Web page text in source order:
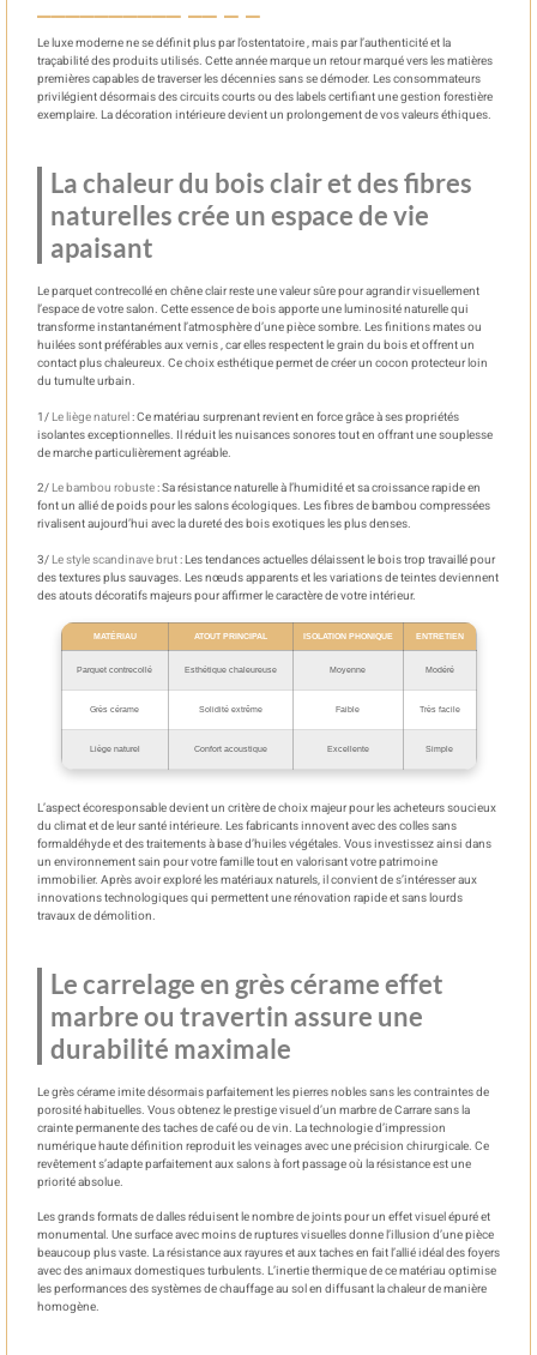
Le luxe moderne ne se définit plus par l’ostentatoire , mais par l’authenticité et la
traçabilité des produits utilisés. Cette année marque un retour marqué vers les matières
premières capables de traverser les décennies sans se démoder. Les consommateurs
privilégient désormais des circuits courts ou des labels certifiant une gestion forestière
exemplaire. La décoration intérieure devient un prolongement de vos valeurs éthiques.
La chaleur du bois clair et des fibres
naturelles crée un espace de vie
apaisant
Le parquet contrecollé en chêne clair reste une valeur sûre pour agrandir visuellement
l’espace de votre salon. Cette essence de bois apporte une luminosité naturelle qui
transforme instantanément l’atmosphère d’une pièce sombre. Les finitions mates ou
huilées sont préférables aux vernis , car elles respectent le grain du bois et offrent un
contact plus chaleureux. Ce choix esthétique permet de créer un cocon protecteur loin
du tumulte urbain.
1/ Le liège naturel: Ce matériau surprenant revient en force grâce à ses propriétés
isolantes exceptionnelles. Il réduit les nuisances sonores tout en offrant une souplesse
de marche particulièrement agréable.
2/ Le bambou robuste: Sa résistance naturelle à l’humidité et sa croissance rapide en
font un allié de poids pour les salons écologiques. Les fibres de bambou compressées
rivalisent aujourd’hui avec la dureté des bois exotiques les plus denses.
3/ Le style scandinave brut: Les tendances actuelles délaissent le bois trop travaillé pour
des textures plus sauvages. Les nœuds apparents et les variations de teintes deviennent
des atouts décoratifs majeurs pour affirmer le caractère de votre intérieur.
MATÉRIAU ATOUT PRINCIPAL ISOLATION PHONIQUE ENTRETIEN
Parquet contrecollé Esthétique chaleureuse Moyenne Modéré
Grès cérame Solidité extrême Faible Très facile
Liège naturel Confort acoustique Excellente Simple
L’aspect écoresponsable devient un critère de choix majeur pour les acheteurs soucieux
du climat et de leur santé intérieure. Les fabricants innovent avec des colles sans
formaldéhyde et des traitements à base d’huiles végétales. Vous investissez ainsi dans
un environnement sain pour votre famille tout en valorisant votre patrimoine
immobilier. Après avoir exploré les matériaux naturels, il convient de s’intéresser aux
innovations technologiques qui permettent une rénovation rapide et sans lourds
travaux de démolition.
Le carrelage en grès cérame effet
marbre ou travertin assure une
durabilité maximale
Le grès cérame imite désormais parfaitement les pierres nobles sans les contraintes de
porosité habituelles. Vous obtenez le prestige visuel d’un marbre de Carrare sans la
crainte permanente des taches de café ou de vin. La technologie d’impression
numérique haute définition reproduit les veinages avec une précision chirurgicale. Ce
revêtement s’adapte parfaitement aux salons à fort passage où la résistance est une
priorité absolue.
Les grands formats de dalles réduisent le nombre de joints pour un effet visuel épuré et
monumental. Une surface avec moins de ruptures visuelles donne l’illusion d’une pièce
beaucoup plus vaste. La résistance aux rayures et aux taches en fait l’allié idéal des foyers
avec des animaux domestiques turbulents. L’inertie thermique de ce matériau optimise
les performances des systèmes de chauffage au sol en diffusant la chaleur de manière
homogène.